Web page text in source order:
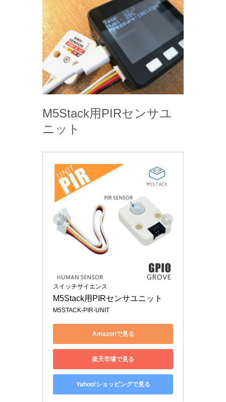
M5Stack用PIRセンサユ
ニット
スイッチサイエンス
M5Stack用PIRセンサユニット
M5STACK-PIR-UNIT
Amazonで見る
楽天市場で見る
Yahoo!ショッピングで見る